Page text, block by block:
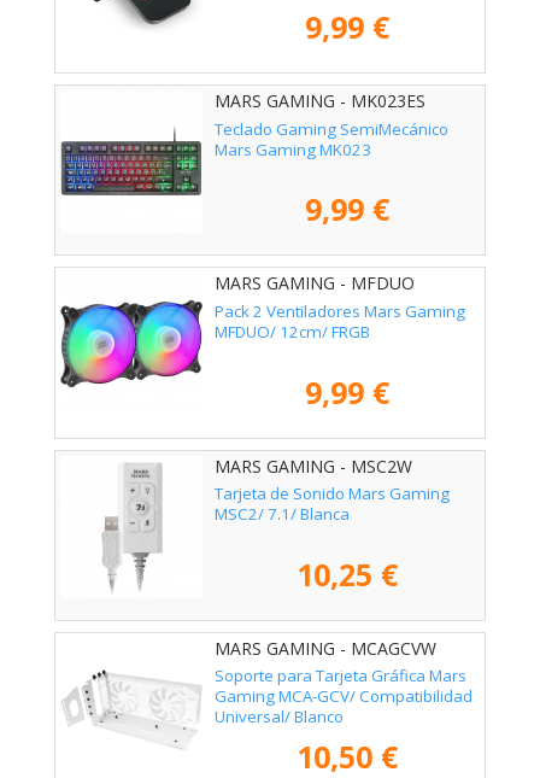
9,99 €
MARS GAMING - MK023ES
Teclado Gaming SemiMecánico
Mars Gaming MK023
9,99 €
MARS GAMING - MFDUO
Pack 2 Ventiladores Mars Gaming
MFDUO/ 12cm/ FRGB
9,99 €
MARS GAMING - MSC2W
Tarjeta de Sonido Mars Gaming
MSC2/ 7.1/ Blanca
10,25 €
MARS GAMING - MCAGCVW
Soporte para Tarjeta Gráfica Mars
Gaming MCA-GCV/ Compatibilidad
Universal/ Blanco
10,50 €